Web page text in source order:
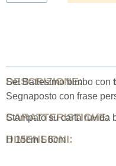
DESCRIZIONE:
Set Battesimo bimbo con
Segnaposto con frase
CARATTERISTICHE:
Stampato su carta ruvida
DIMENSIONI:
H 15cm L 6cm